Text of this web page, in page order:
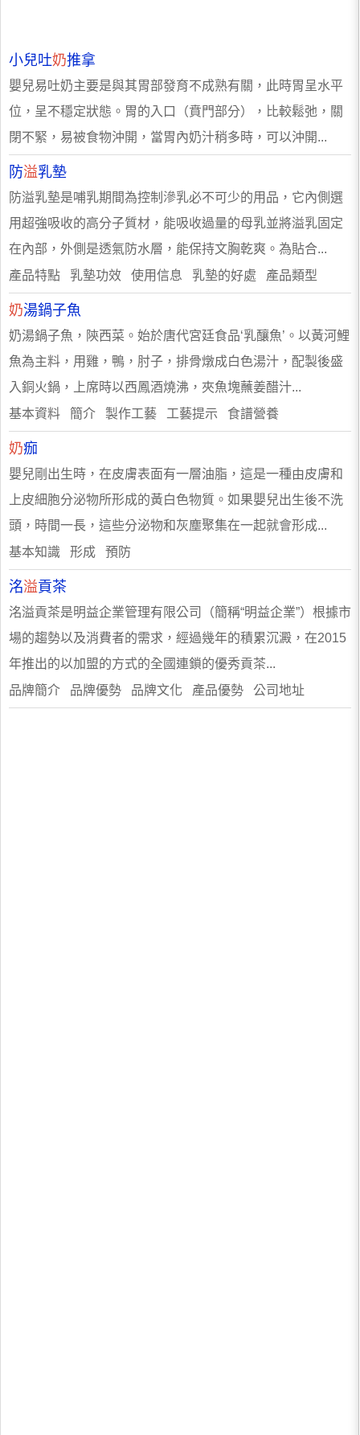
小兒吐奶推拿
嬰兒易吐奶主要是與其胃部發育不成熟有關，此時胃呈水平
位，呈不穩定狀態。胃的入口（賁門部分），比較鬆弛，關
閉不緊，易被食物沖開，當胃內奶汁稍多時，可以沖開...
防溢乳墊
防溢乳墊是哺乳期間為控制滲乳必不可少的用品，它內側選
用超強吸收的高分子質材，能吸收過量的母乳並將溢乳固定
在內部，外側是透氣防水層，能保持文胸乾爽。為貼合...
產品特點 乳墊功效 使用信息 乳墊的好處 產品類型
奶湯鍋子魚
奶湯鍋子魚，陝西菜。始於唐代宮廷食品‘乳釀魚’。以黃河鯉
魚為主料，用雞，鴨，肘子，排骨燉成白色湯汁，配製後盛
入銅火鍋，上席時以西鳳酒燒沸，夾魚塊蘸姜醋汁...
基本資料 簡介 製作工藝 工藝提示 食譜營養
奶痂
嬰兒剛出生時，在皮膚表面有一層油脂，這是一種由皮膚和
上皮細胞分泌物所形成的黃白色物質。如果嬰兒出生後不洗
頭，時間一長，這些分泌物和灰塵聚集在一起就會形成...
基本知識 形成 預防
洺溢貢茶
洺溢貢茶是明益企業管理有限公司（簡稱“明益企業”）根據市
場的趨勢以及消費者的需求，經過幾年的積累沉澱，在2015
年推出的以加盟的方式的全國連鎖的優秀貢茶...
品牌簡介 品牌優勢 品牌文化 產品優勢 公司地址